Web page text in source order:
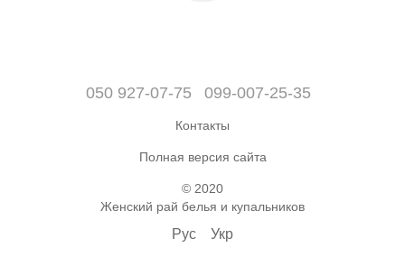
050 927-07-75 099-007-25-35
Контакты
Полная версия сайта
© 2020
Женский рай белья и купальников
Рус Укр